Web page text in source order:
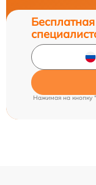
Нажимая на кнопку